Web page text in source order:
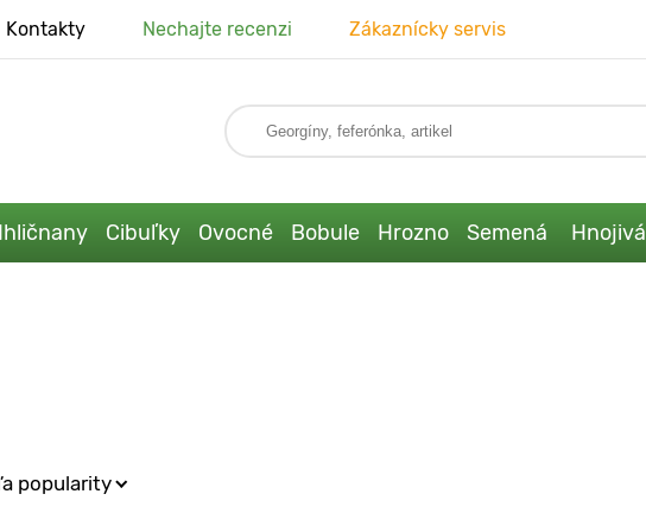
Kontakty Nechajte recenzi Zákaznícky servis
Ihličnany Cibuľky Ovocné Bobule Hrozno Semená Hnojivá
popularity